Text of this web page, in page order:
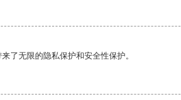
了无限的隐私保护和安全性保护。